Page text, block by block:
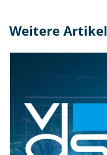
Weitere Artikel